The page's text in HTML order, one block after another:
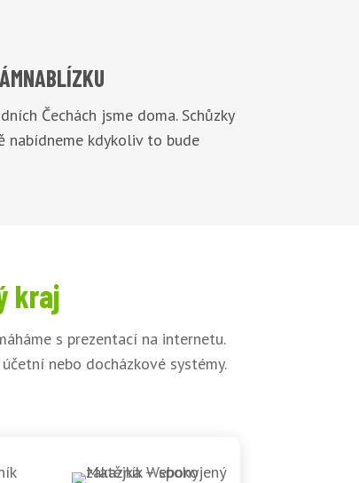
NABLÍZKU
Čechách jsme doma. Schůzky
nabídneme kdykoliv to bude
kraj
s prezentací na internetu.
nebo docházkové systémy.